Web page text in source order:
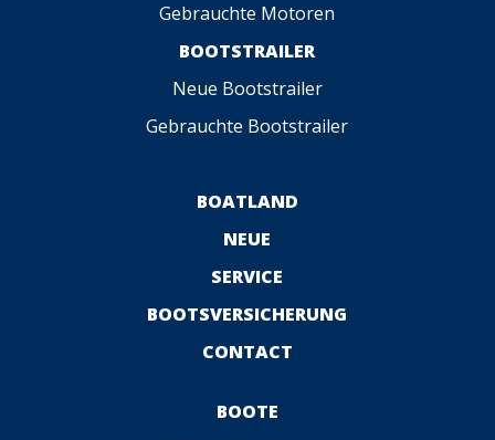
Gebrauchte Motoren
BOOTSTRAILER
Neue Bootstrailer
Gebrauchte Bootstrailer
BOATLAND
NEUE
SERVICE
BOOTSVERSICHERUNG
CONTACT
BOOTE